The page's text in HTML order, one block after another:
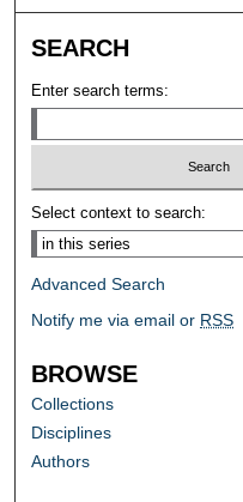
SEARCH
Enter search terms:
Select context to search:
Advanced Search
Notify me via email or RSS
BROWSE
Collections
Disciplines
Authors